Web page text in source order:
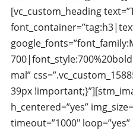
[vc_custom_heading
mal”
39px
h_centered=”yes”
timeout=”1000″ loop=”yes”